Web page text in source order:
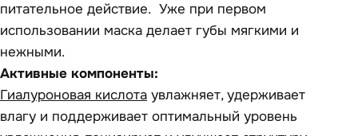
питательное действие. Уже при первом
использовании маска делает губы мягкими и
нежными.
Активные компоненты:
Гиалуроновая кислота увлажняет, удерживает
влагу и поддерживает оптимальный уровень